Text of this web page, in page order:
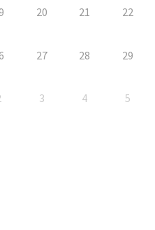
20 21 22
27 28 29
3 4 5